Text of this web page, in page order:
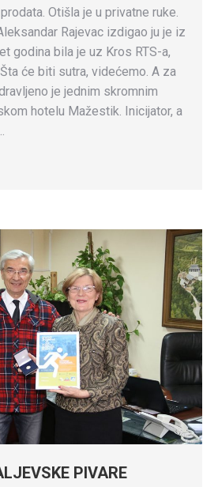
Otišla je u privatne ruke.
Rajevac izdigao ju je iz
godina bila je uz Kros RTS-a,
će biti sutra, videćemo. A za
je jednim skromnim
hotelu Mažestik. Inicijator, a
PIVARE